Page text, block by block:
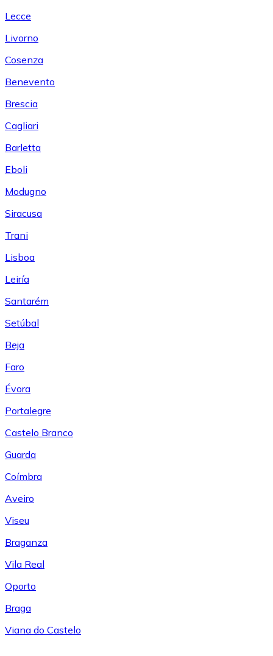
Lecce
Livorno
Cosenza
Benevento
Brescia
Cagliari
Barletta
Eboli
Modugno
Siracusa
Trani
Lisboa
Leiría
Santarém
Setúbal
Beja
Faro
Évora
Portalegre
Castelo Branco
Guarda
Coímbra
Aveiro
Viseu
Braganza
Vila Real
Oporto
Braga
Viana do Castelo